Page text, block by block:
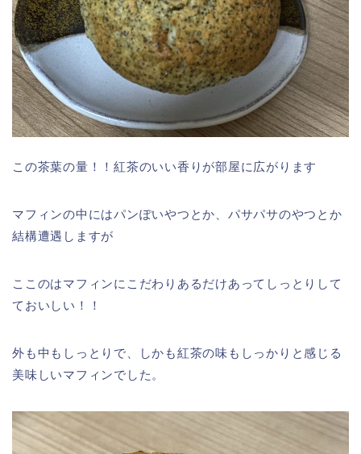
この茶葉の量！！紅茶のいい香りが部屋に広がります
マフィンの中にはパンぽいやつとか、パサパサのやつとか
結構遭遇しますが
ここのはマフィンにこだわりあるだけあってしっとりして
ておいしい！！
外も中もしっとりで、しかも紅茶の味もしっかりと感じる
美味しいマフィンでした。